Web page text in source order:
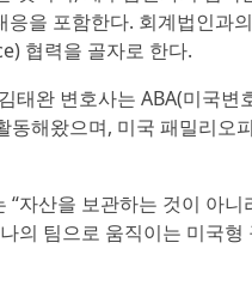
응을 포함한다. 회계법인
협력을 골자로 한다.
태완 변호사는 ABA(미국
동해왔으며, 미국 패밀리오
“자산을 보관하는 것이 아
나의 팀으로 움직이는 미국